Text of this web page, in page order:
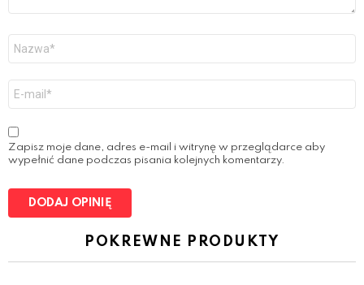
a
z
w
a
m
a
i
l
*
Zapisz moje dane, adres e-mail i witrynę w przeglądarce aby
wypełnić dane podczas pisania kolejnych komentarzy.
POKREWNE PRODUKTY